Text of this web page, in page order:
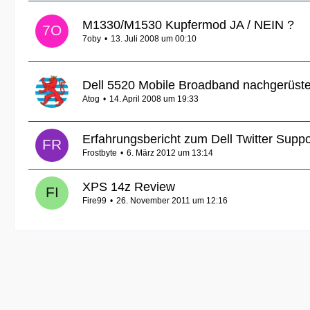
M1330/M1530 Kupfermod JA / NEIN ?
7oby 13. Juli 2008 um 00:10
Dell 5520 Mobile Broadband
Atog 14. April 2008 um 19:33
Erfahrungsbericht zum Dell Twitter
Frostbyte 6. März 2012 um 13:14
XPS 14z Review
Fire99 26. November 2011 um 12:16